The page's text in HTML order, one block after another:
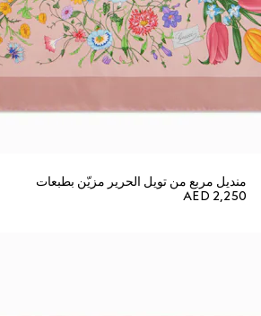
منديل مربع من تويل الحرير مزيّن بطبعات
AED 2,250